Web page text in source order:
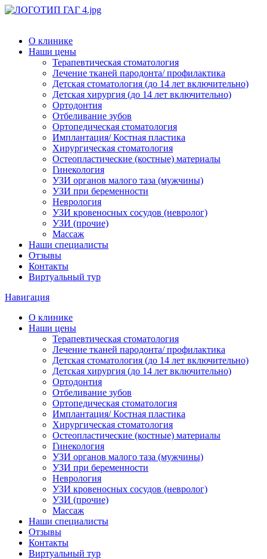
О клинике
Наши цены
Терапевтическая стоматология
Лечение тканей пародонта/ профилактика
Детская стоматология (до 14 лет включительно)
Детская хирургия (до 14 лет включительно)
Ортодонтия
Отбеливание зубов
Ортопедическая стоматология
Имплантация/ Костная пластика
Хирургическая стоматология
Остеопластические (костные) материалы
Гинекология
УЗИ органов малого таза (мужчины)
УЗИ при беременности
Неврология
УЗИ кровеносных сосудов (невролог)
УЗИ (прочие)
Массаж
Наши специалисты
Отзывы
Контакты
Виртуальный тур
Навигация
О клинике
Наши цены
Терапевтическая стоматология
Лечение тканей пародонта/ профилактика
Детская стоматология (до 14 лет включительно)
Детская хирургия (до 14 лет включительно)
Ортодонтия
Отбеливание зубов
Ортопедическая стоматология
Имплантация/ Костная пластика
Хирургическая стоматология
Остеопластические (костные) материалы
Гинекология
УЗИ органов малого таза (мужчины)
УЗИ при беременности
Неврология
УЗИ кровеносных сосудов (невролог)
УЗИ (прочие)
Массаж
Наши специалисты
Отзывы
Контакты
Виртуальный тур